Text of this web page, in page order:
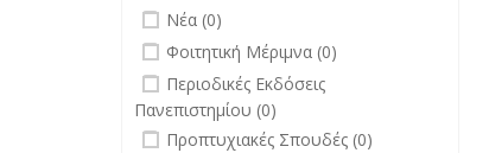
undefined
Νέα (0)
undefined
Φοιτητική Μέριμνα (0)
undefined
Περιοδικές Εκδόσεις
Πανεπιστημίου (0)
undefined
Προπτυχιακές Σπουδές (0)